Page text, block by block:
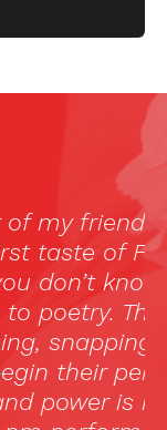
went here
started as
is soulful
and when
We